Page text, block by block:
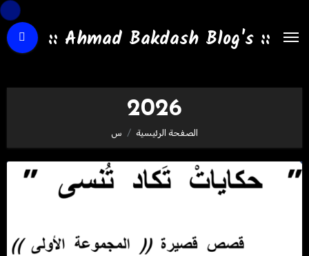
:: Ahmad Bakdash Blog's ::
2026
الصفحة الرئيسية س